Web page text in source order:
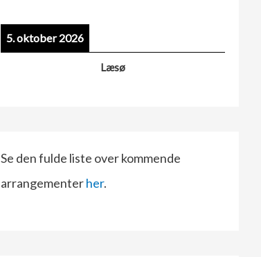
5. oktober 2026
Læsø
Se den fulde liste over kommende
arrangementerher.